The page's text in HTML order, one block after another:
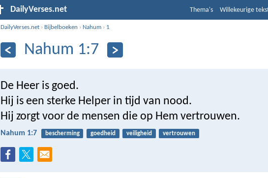
DailyVerses.net Thema's Willekeurige
DailyVerses.net › Bijbelboeken › Nahum › 1
Nahum 1:7
De Heer is goed.
Hij is een sterke Helper in tijd van nood.
Hij zorgt voor de mensen die op Hem vertrouwen.
Nahum 1:7 bescherming goedheid veiligheid vertrouwen